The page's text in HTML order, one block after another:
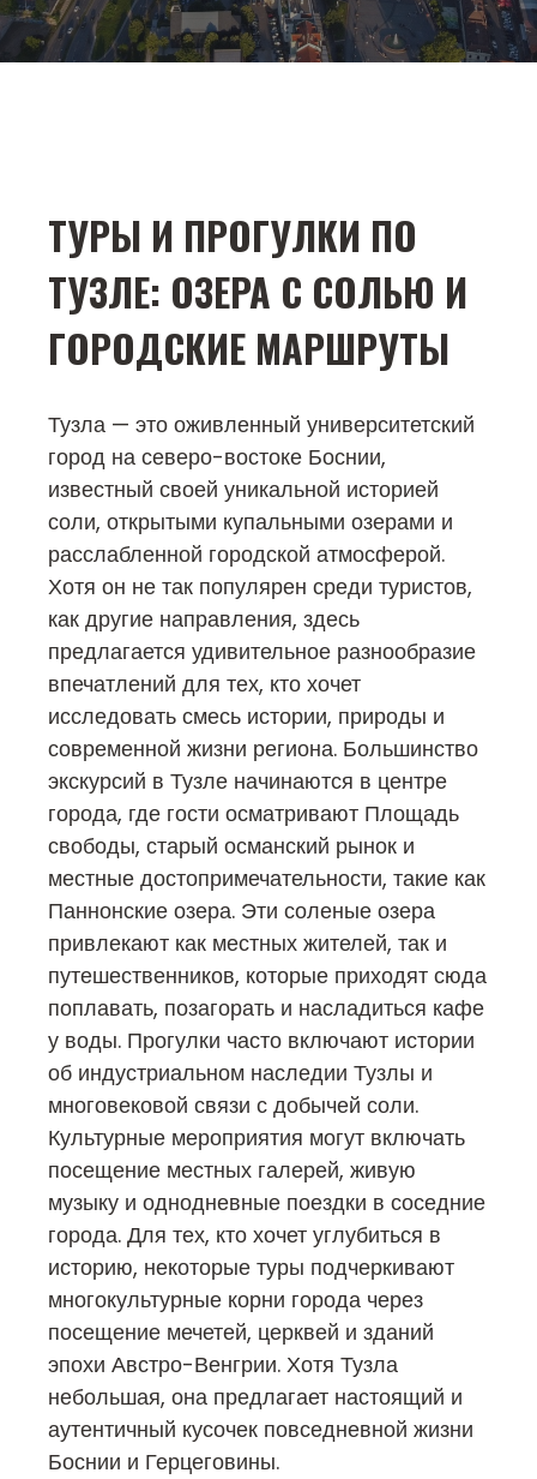
ТУРЫ И ПРОГУЛКИ ПО
ТУЗЛЕ: ОЗЕРА С СОЛЬЮ И
ГОРОДСКИЕ МАРШРУТЫ
Тузла — это оживленный университетский
город на северо-востоке Боснии,
известный своей уникальной историей
соли, открытыми купальными озерами и
расслабленной городской атмосферой.
Хотя он не так популярен среди туристов,
как другие направления, здесь
предлагается удивительное разнообразие
впечатлений для тех, кто хочет
исследовать смесь истории, природы и
современной жизни региона. Большинство
экскурсий в Тузле начинаются в центре
города, где гости осматривают Площадь
свободы, старый османский рынок и
местные достопримечательности, такие как
Паннонские озера. Эти соленые озера
привлекают как местных жителей, так и
путешественников, которые приходят сюда
поплавать, позагорать и насладиться кафе
у воды. Прогулки часто включают истории
об индустриальном наследии Тузлы и
многовековой связи с добычей соли.
Культурные мероприятия могут включать
посещение местных галерей, живую
музыку и однодневные поездки в соседние
города. Для тех, кто хочет углубиться в
историю, некоторые туры подчеркивают
многокультурные корни города через
посещение мечетей, церквей и зданий
эпохи Австро-Венгрии. Хотя Тузла
небольшая, она предлагает настоящий и
аутентичный кусочек повседневной жизни
Боснии и Герцеговины.